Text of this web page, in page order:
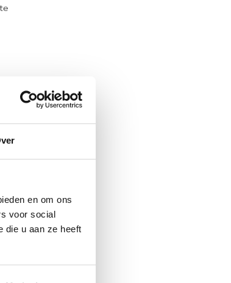
en om ons
voor social
die u aan ze heeft